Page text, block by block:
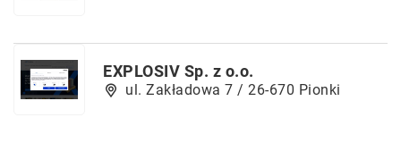
EXPLOSIV Sp. z o.o.
ul. Zakładowa 7 / 26-670 Pionki